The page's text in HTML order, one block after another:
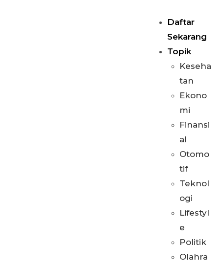
Daftar
Sekarang
Topik
Keseha
tan
Ekono
mi
Finansi
al
Otomo
tif
Teknol
ogi
Lifestyl
e
Politik
Olahra